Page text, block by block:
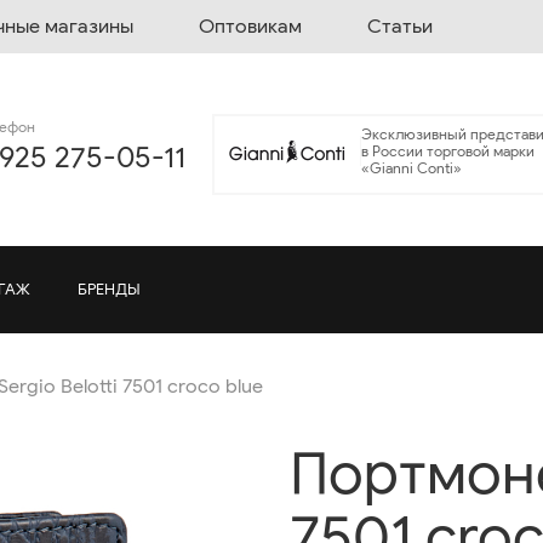
магазины Оптовикам Статьи
275-05-11
Эксклюзивный
в России торговой марки
«Gianni Conti»
БРЕНДЫ
Belotti 7501 croco blue